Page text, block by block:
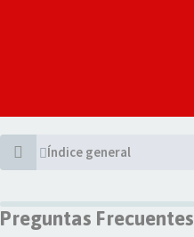
Índice general
Preguntas Frecuentes